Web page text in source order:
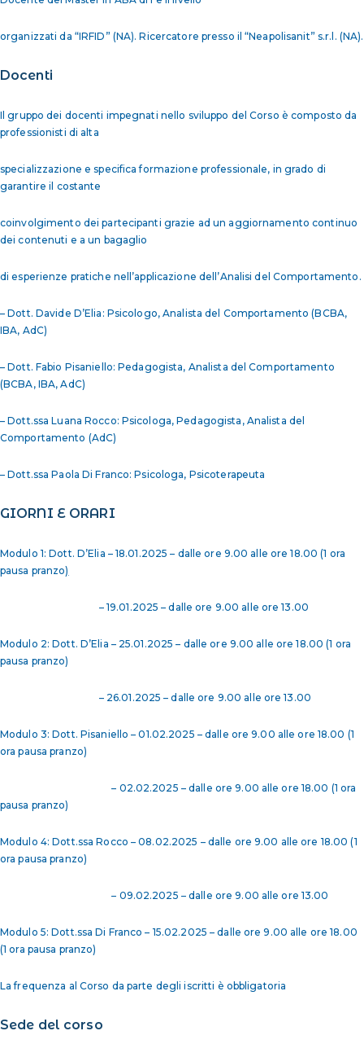
organizzati da “IRFID” (NA). Ricercatore presso il “Neapolisanit” s.r.l. (NA).
Docenti
Il gruppo dei docenti impegnati nello sviluppo del Corso è composto da
professionisti di alta
specializzazione e specifica formazione professionale, in grado di
garantire il costante
coinvolgimento dei partecipanti grazie ad un aggiornamento continuo
dei contenuti e a un bagaglio
di esperienze pratiche nell’applicazione dell’Analisi del Comportamento.
– Dott. Davide D’Elia: Psicologo, Analista del Comportamento (BCBA,
IBA, AdC)
– Dott. Fabio Pisaniello: Pedagogista, Analista del Comportamento
(BCBA, IBA, AdC)
– Dott.ssa Luana Rocco: Psicologa, Pedagogista, Analista del
Comportamento (AdC)
– Dott.ssa Paola Di Franco: Psicologa, Psicoterapeuta
GIORNI E ORARI
Modulo 1: Dott. D’Elia – 18.01.2025 – dalle ore 9.00 alle ore 18.00 (1 ora
pausa pranzo)
– 19.01.2025 – dalle ore 9.00 alle ore 13.00
Modulo 2: Dott. D’Elia – 25.01.2025 – dalle ore 9.00 alle ore 18.00 (1 ora
pausa pranzo)
– 26.01.2025 – dalle ore 9.00 alle ore 13.00
Modulo 3: Dott. Pisaniello – 01.02.2025 – dalle ore 9.00 alle ore 18.00 (1
ora pausa pranzo)
– 02.02.2025 – dalle ore 9.00 alle ore 18.00 (1 ora
pausa pranzo)
Modulo 4: Dott.ssa Rocco – 08.02.2025 – dalle ore 9.00 alle ore 18.00 (1
ora pausa pranzo)
– 09.02.2025 – dalle ore 9.00 alle ore 13.00
Modulo 5: Dott.ssa Di Franco – 15.02.2025 – dalle ore 9.00 alle ore 18.00
(1 ora pausa pranzo)
La frequenza al Corso da parte degli iscritti è obbligatoria
Sede del corso